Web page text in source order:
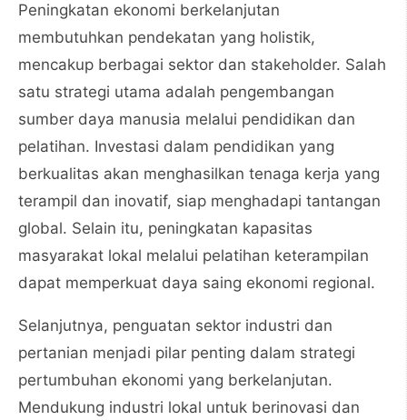
Peningkatan ekonomi berkelanjutan
membutuhkan pendekatan yang holistik,
mencakup berbagai sektor dan stakeholder. Salah
satu strategi utama adalah pengembangan
sumber daya manusia melalui pendidikan dan
pelatihan. Investasi dalam pendidikan yang
berkualitas akan menghasilkan tenaga kerja yang
terampil dan inovatif, siap menghadapi tantangan
global. Selain itu, peningkatan kapasitas
masyarakat lokal melalui pelatihan keterampilan
dapat memperkuat daya saing ekonomi regional.
Selanjutnya, penguatan sektor industri dan
pertanian menjadi pilar penting dalam strategi
pertumbuhan ekonomi yang berkelanjutan.
Mendukung industri lokal untuk berinovasi dan